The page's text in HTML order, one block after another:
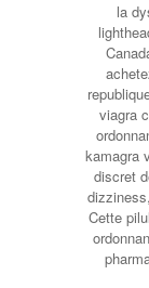
la
viagra
kamagra
discret
Cette